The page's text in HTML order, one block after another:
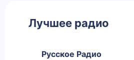
Лучшее радио
Русское Радио